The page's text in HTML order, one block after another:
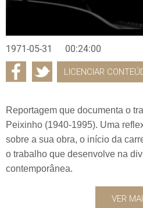
1971-05-31 00:24:00
LICENCIAR
Reportagem que documenta o
Peixinho (1940-1995). Uma
sobre a sua obra, o início da
o trabalho que desenvolve na
contemporânea.
VER